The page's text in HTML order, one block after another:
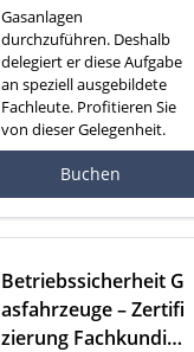
Gasanlagen
durchzuführen. Deshalb
delegiert er diese Aufgabe
an speziell ausgebildete
Fachleute. Profitieren Sie
von dieser Gelegenheit.
atte 1D, 6260 Reiden
Buchen
Betriebssicherheit G
asfahrzeuge – Zertifi
zierung Fachkundige